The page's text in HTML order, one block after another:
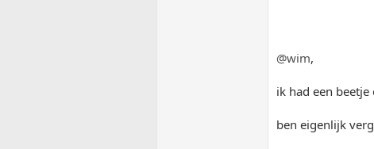
@wim,
ik had een
ben eigenlijk